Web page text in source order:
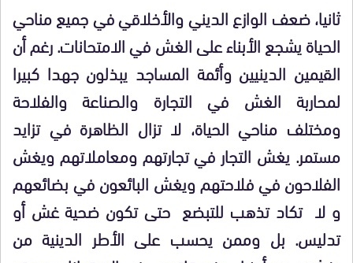
ثانيا، ضعف الوازع الديني والأخلاقي في جميع مناحي
الحياة يشجع الأبناء على الغش في الامتحانات. رغم أن
القيمين الدينيين وأئمة المساجد يبذلون جهدا كبيرا
لمحاربة الغش في التجارة والصناعة والفلاحة
ومختلف مناحي الحياة، لا تزال الظاهرة في تزايد
مستمر. يغش التجار في تجارتهم ومعاملاتهم ويغش
الفلاحون في فلاحتهم ويغش البائعون في بضائعهم
و لا تكاد تذهب للتبضع حتى تكون ضحية غش أو
تدليس. بل وممن يحسب على الأطر الدينية من